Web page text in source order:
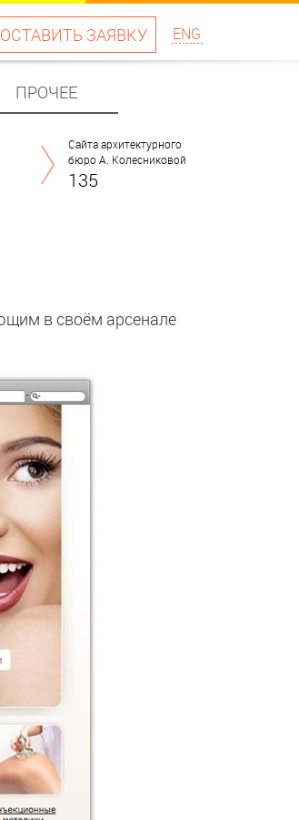
ОСТАВИТЬ ЗАЯВКУ ENG
ПРОЧЕЕ
Сайта архитектурного
бюро А. Колесниковой
135
в своём арсенале